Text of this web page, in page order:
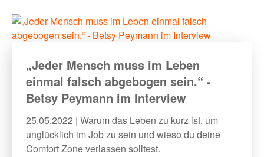
MEHR
Bewerber:innen-Card
Media
Über uns
FAQ
„Jeder Mensch muss im Leben
einmal falsch abgebogen sein.“ -
Betsy Peymann im Interview
25.05.2022 | Warum das Leben zu kurz ist, um
unglücklich im Job zu sein und wieso du deine
Comfort Zone verlassen solltest.